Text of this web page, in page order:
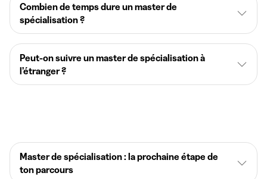
Combien de temps dure un master de
spécialisation ?
Peut-on suivre un master de spécialisation à
l’étranger ?
Master de spécialisation : la prochaine étape de
ton parcours